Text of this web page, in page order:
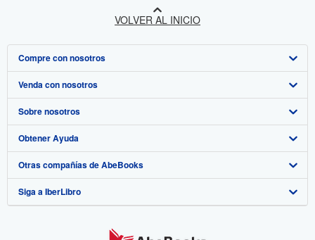
VOLVER AL INICIO
Compre con nosotros
Búsqueda avanzada
Colecciones
Mi cuenta
Mis pedidos
Ver carrito
Venda con nosotros
Comenzar a vender
Únase a nuestro programa de afiliados
Recomiende un vendedor
Sobre nosotros
Sobre IberLibro
Medios
Empleo
Obtener Ayuda
Preguntas frecuentes y guías
Atención al Cliente
Otras compañías de AbeBooks
AbeBooks.com
Siga a IberLibro